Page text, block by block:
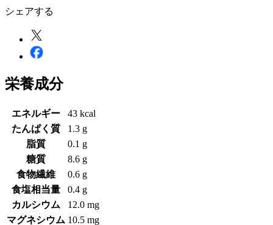
シェアする
栄養成分
エネルギー
43 kcal
たんぱく質
1.3 g
脂質
0.1 g
糖質
8.6 g
食物繊維
0.6 g
食塩相当量
0.4 g
カルシウム
12.0 mg
マグネシウム 10.5 mg